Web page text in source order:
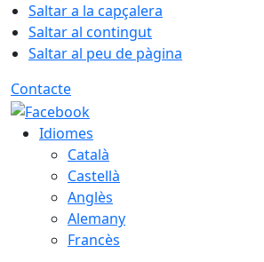
Saltar a la capçalera
Saltar al contingut
Saltar al peu de pàgina
Contacte
Idiomes
Català
Castellà
Anglès
Alemany
Francès